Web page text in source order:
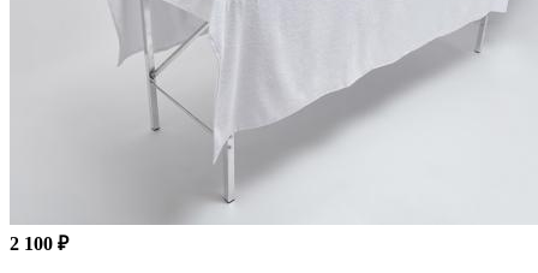
2 100 ₽